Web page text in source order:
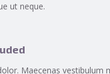
ut neque.
Maecenas vestibulum